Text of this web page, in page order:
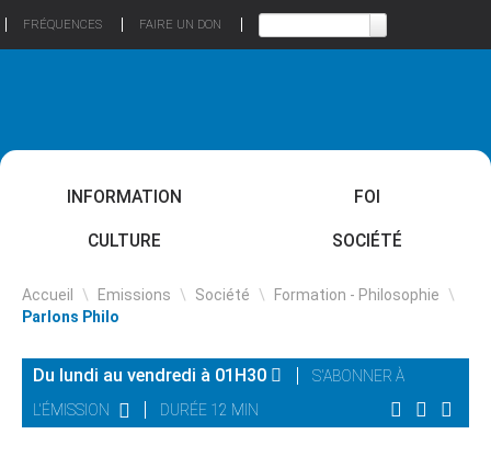
FRÉQUENCES FAIRE UN DON
INFORMATION FOI
CULTURE SOCIÉTÉ
Accueil \ Emissions \ Société \ Formation - Philosophie \
Parlons Philo
Du lundi au vendredi à 01H30
S'ABONNER À
L'ÉMISSION
DURÉE 12 MIN